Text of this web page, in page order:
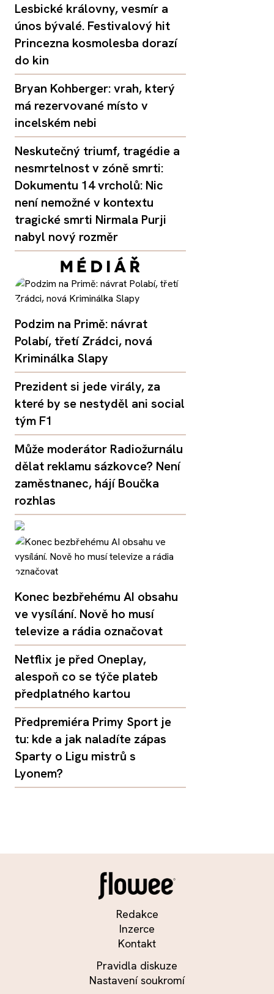
Lesbické královny, vesmír a
únos bývalé. Festivalový hit
Princezna kosmolesba dorazí
do kin
Bryan Kohberger: vrah, který
má rezervované místo v
incelském nebi
Neskutečný triumf, tragédie a
nesmrtelnost v zóně smrti:
Dokumentu 14 vrcholů: Nic
není nemožné v kontextu
tragické smrti Nirmala Purji
nabyl nový rozměr
Podzim na Primě: návrat
Polabí, třetí Zrádci, nová
Kriminálka Slapy
Prezident si jede virály, za
které by se nestyděl ani social
tým F1
Může moderátor Radiožurnálu
dělat reklamu sázkovce? Není
zaměstnanec, hájí Boučka
rozhlas
Konec bezbřehému AI obsahu
ve vysílání. Nově ho musí
televize a rádia označovat
Netflix je před Oneplay,
alespoň co se týče plateb
předplatného kartou
Předpremiéra Primy Sport je
tu: kde a jak naladíte zápas
Sparty o Ligu mistrů s
Lyonem?
Redakce
Inzerce
Kontakt
Pravidla diskuze
Nastavení soukromí